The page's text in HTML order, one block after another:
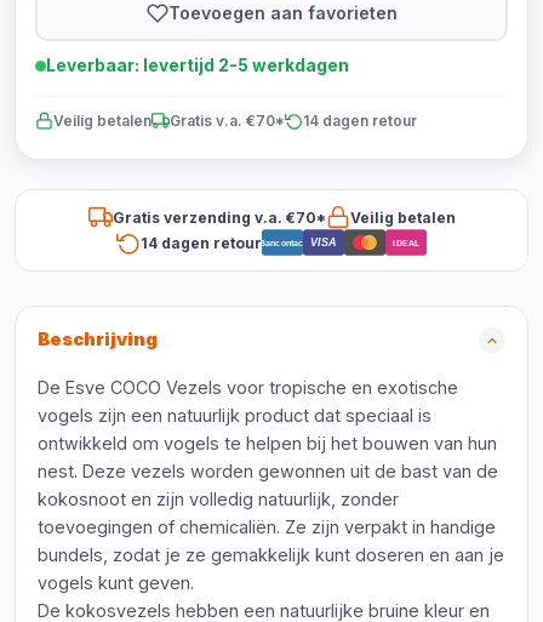
Toevoegen aan favorieten
Leverbaar: levertijd 2-5 werkdagen
Veilig betalen Gratis v.a. €70* 14 dagen retour
Gratis verzending v.a. €70*
Veilig betalen
14 dagen retourBancontact VISA iDEAL
Beschrijving
De Esve COCO Vezels voor tropische en exotische
vogels zijn een natuurlijk product dat speciaal is
ontwikkeld om vogels te helpen bij het bouwen van hun
nest. Deze vezels worden gewonnen uit de bast van de
kokosnoot en zijn volledig natuurlijk, zonder
toevoegingen of chemicaliën. Ze zijn verpakt in handige
bundels, zodat je ze gemakkelijk kunt doseren en aan je
vogels kunt geven.
De kokosvezels hebben een natuurlijke bruine kleur en